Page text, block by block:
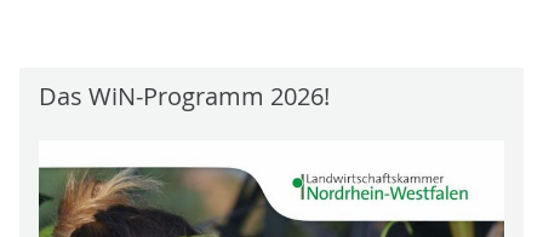
Das WiN-Programm 2026!